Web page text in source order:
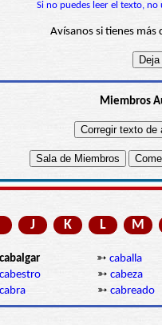
Si no puedes leer el texto,
Avísanos si tienes más
Miembros
J K L M
➳ caballa
cabestro ➳ cabeza
cabra ➳ cabreado